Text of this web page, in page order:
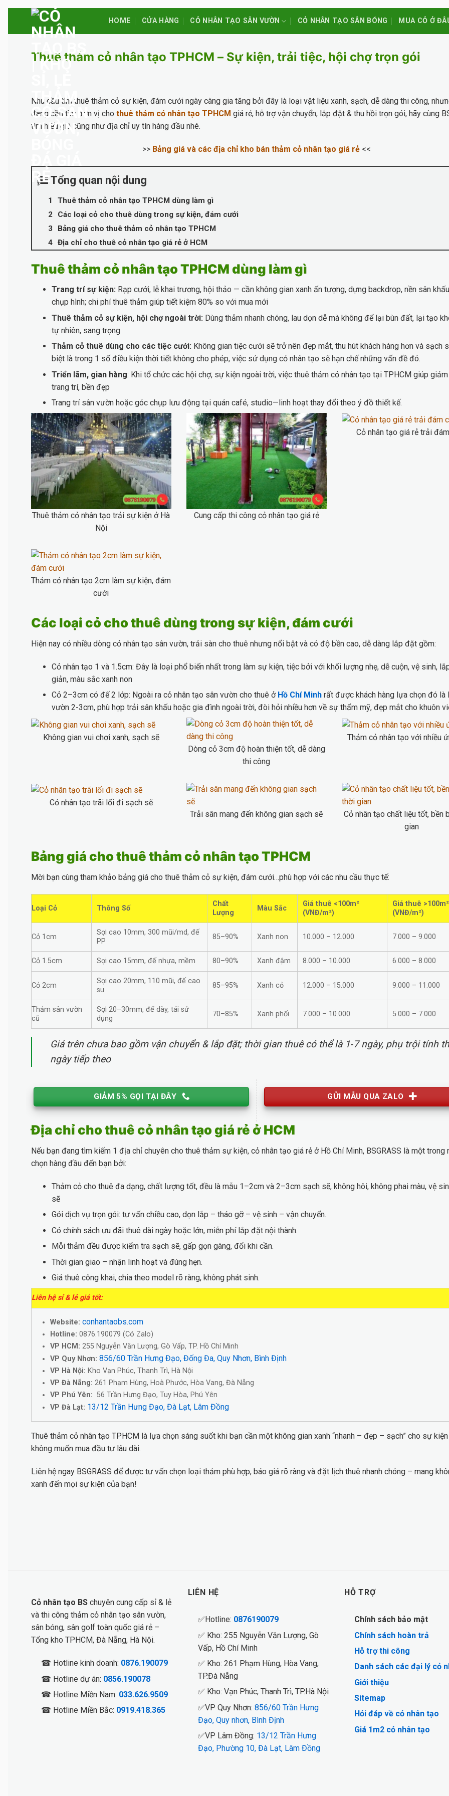
HOME CỬA HÀNG CỎ NHÂN TẠO SÂN VƯỜN CỎ NHÂN TẠO SÂN BÓNG MUA CỎ Ở
Thuê thảm cỏ nhân tạo TPHCM – Sự kiện, trải tiệc, hội chợ trọn gói
Nhu cầu tìm thuê thảm cỏ sự kiện, đám cưới ngày càng gia tăng bởi đây là loại vật liệu xanh, sạch, dễ dàng thi công,
đang cần tìm đơn vị cho thuê thảm cỏ nhân tạo TPHCM giá rẻ, hỗ trợ vận chuyển, lắp đặt & thu hồi trọn gói, hãy cùng
tìm hiểu giá cũng như địa chỉ uy tín hàng đầu nhé.
>> Bảng giá và các địa chỉ kho bán thảm cỏ nhân tạo giá rẻ <<
Tổng quan nội dung
Thuê thảm cỏ nhân tạo TPHCM dùng làm gì
Các loại cỏ cho thuê dùng trong sự kiện, đám cưới
Bảng giá cho thuê thảm cỏ nhân tạo TPHCM
Địa chỉ cho thuê cỏ nhân tạo giá rẻ ở HCM
Thuê thảm cỏ nhân tạo TPHCM dùng làm gì
Trang trí sự kiện: Rạp cưới, lễ khai trương, hội thảo — cần không gian xanh ấn tượng, dựng backdrop, nền sân
chụp hình; chi phí thuê thảm giúp tiết kiệm 80% so với mua mới
Thuê thảm cỏ sự kiện, hội chợ ngoài trời: Dùng thảm nhanh chóng, lau dọn dễ mà không để lại bùn đất, lại tạo
tự nhiên, sang trọng
Thảm cỏ thuê dùng cho các tiệc cưới: Không gian tiệc cưới sẽ trở nên đẹp mắt, thu hút khách hàng hơn và sạch
biệt là trong 1 số điều kiện thời tiết không cho phép, việc sử dụng cỏ nhân tạo sẽ hạn chế những vấn đề đó.
Triển lãm, gian hàng: Khi tổ chức các hội chợ, sự kiện ngoài trời, việc thuê thảm cỏ nhân tạo tại TPHCM giúp
trang trí, bền đẹp
Trang trí sân vườn hoặc góc chụp lưu động tại quán café, studio—linh hoạt thay đổi theo ý đồ thiết kế.
Thuê thảm cỏ nhân tạo trải sự kiện ở Hà
Nội
Cung cấp thi công cỏ nhân tạo giá rẻ
Cỏ nhân tạo giá rẻ trải
Thảm cỏ nhân tạo 2cm làm sự kiện, đám
cưới
Các loại cỏ cho thuê dùng trong sự kiện, đám cưới
Hiện nay có nhiều dòng cỏ nhân tạo sân vườn, trải sàn cho thuê nhưng nổi bật và có độ bền cao, dễ dàng lắp đặt gồm:
Cỏ nhân tạo 1 và 1.5cm: Đây là loại phổ biến nhất trong làm sự kiện, tiệc bởi với khối lượng nhẹ, dễ cuộn, vệ sinh,
giản, màu sắc xanh non
Cỏ 2–3cm có đế 2 lớp: Ngoài ra cỏ nhân tạo sân vườn cho thuê ở Hồ Chí Minhrất được khách hàng lựa chọn đó là
vườn 2-3cm, phù hợp trải sân khấu hoặc gia đình ngoài trời, đòi hỏi nhiều hơn về sự thẩm mỹ, đẹp mắt cho khuôn
Không gian vui chơi xanh, sạch sẽ
Dòng cỏ 3cm độ hoàn thiện tốt, dễ dàng
thi công
Thảm cỏ nhân tạo với nhiều
Cỏ nhân tạo trãi lối đi sạch sẽ
Trải sân mang đến không gian sạch sẽ
Cỏ nhân tạo chất liệu tốt, bền
gian
Bảng giá cho thuê thảm cỏ nhân tạo TPHCM
Mời bạn cùng tham khảo bảng giá cho thuê thảm cỏ sự kiện, đám cưới…phù hợp với các nhu cầu thực tế:
Loại Cỏ Thông Số
Chất
Lượng
Màu Sắc
Giá thuê <100m²
(VNĐ/m²)
Giá thuê >100m²
(VNĐ/m²)
Cỏ 1cm
Sợi cao 10mm, 300 mũi/md, đế
PP
85–90% Xanh non 10.000 – 12.000 7.000 – 9.000
Cỏ 1.5cm Sợi cao 15mm, đế nhựa, mềm 80–90% Xanh đậm 8.000 – 10.000 6.000 – 8.000
Cỏ 2cm
Sợi cao 20mm, 110 mũi, đế cao
su
85–95% Xanh cỏ 12.000 – 15.000 9.000 – 11.000
Thảm sân vườn
cũ
Sợi 20–30mm, đế dày, tái sử
dụng
70–85% Xanh phối 7.000 – 10.000 5.000 – 7.000
Giá trên chưa bao gồm vận chuyển & lắp đặt; thời gian thuê có thể là 1‑7 ngày, phụ trội tính
ngày tiếp theo
GIẢM 5% GỌI TẠI ĐÂY GỬI MẪU QUA ZALO
Địa chỉ cho thuê cỏ nhân tạo giá rẻ ở HCM
Nếu bạn đang tìm kiếm 1 địa chỉ chuyên cho thuê thảm sự kiện, cỏ nhân tạo giá rẻ ở Hồ Chí Minh, BSGRASS là một trong
chọn hàng đầu đến bạn bởi:
Thảm cỏ cho thuê đa dạng, chất lượng tốt, đều là mẫu 1–2cm và 2–3cm sạch sẽ, không hôi, không phai màu, vệ
sẽ
Gói dịch vụ trọn gói: tư vấn chiều cao, dọn lắp – tháo gỡ – vệ sinh – vận chuyển.
Có chính sách ưu đãi thuê dài ngày hoặc lớn, miễn phí lắp đặt nội thành.
Mỗi thảm đều được kiểm tra sạch sẽ, gấp gọn gàng, đổi khi cần.
Thời gian giao – nhận linh hoạt và đúng hẹn.
Giá thuê công khai, chia theo model rõ ràng, không phát sinh.
Liên hệ sỉ & lẻ giá tốt:
Website: conhantaobs.com
Hotline: 0876.190079 (Có Zalo)
VP HCM: 255 Nguyễn Văn Lượng, Gò Vấp, TP. Hồ Chí Minh
VP Quy Nhơn: 856/60 Trần Hưng Đạo, Đống Đa, Quy Nhơn, Bình Định
VP Hà Nội: Kho Vạn Phúc, Thanh Trì, Hà Nội
VP Đà Nẵng: 261 Phạm Hùng, Hoà Phước, Hòa Vang, Đà Nẵng
VP Phú Yên: 56 Trần Hưng Đạo, Tuy Hòa, Phú Yên
VP Đà Lạt: 13/12 Trần Hưng Đạo, Đà Lạt, Lâm Đồng
Thuê thảm cỏ nhân tạo TPHCM là lựa chọn sáng suốt khi bạn cần một không gian xanh “nhanh – đẹp – sạch” cho sự
không muốn mua đầu tư lâu dài.
Liên hệ ngay BSGRASS để được tư vấn chọn loại thảm phù hợp, báo giá rõ ràng và đặt lịch thuê nhanh chóng – mang
xanh đến mọi sự kiện của bạn!
Cỏ nhân tạo BS chuyên cung cấp sỉ & lẻ
và thi công thảm cỏ nhân tạo sân vườn,
sân bóng, sân golf toàn quốc giá rẻ –
Tổng kho TPHCM, Đà Nẵng, Hà Nội.
☎ Hotline kinh doanh: 0876.190079
☎ Hotline dự án: 0856.190078
☎ Hotline Miền Nam: 033.626.9509
☎ Hotline Miền Bắc: 0919.418.365
LIÊN HỆ
✅Hotline: 0876190079
✅ Kho: 255 Nguyễn Văn Lượng, Gò
Vấp, Hồ Chí Minh
✅ Kho: 261 Phạm Hùng, Hòa Vang,
TP.Đà Nẵng
✅ Kho: Vạn Phúc, Thanh Trì, TP.Hà Nội
✅VP Quy Nhơn: 856/60 Trần Hưng
Đạo, Quy nhơn, Bình Định
✅VP Lâm Đồng: 13/12 Trần Hưng
Đạo, Phường 10, Đà Lạt, Lâm Đồng
HỖ TRỢ
Chính sách bảo mật
Chính sách hoàn trả
Hỗ trợ thi công
Danh sách các đại lý cỏ
Giới thiệu
Sitemap
Hỏi đáp về cỏ nhân tạo
Giá 1m2 cỏ nhân tạo